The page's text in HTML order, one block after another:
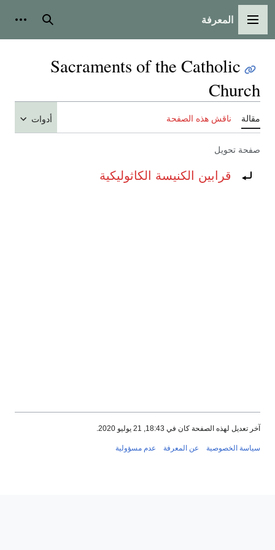
القائمة الرئيسية
المعرفة بحث
Sacraments of the Catholic
Church
مقالة ناقش هذه الصفحة أدوات
صفحة تحويل
تحويل إلى:قرابين الكنيسة الكاثوليكية
آخر تعديل لهذه الصفحة كان في 18:43, 21 يوليو 2020.
سياسة الخصوصية عن المعرفة عدم مسؤولية